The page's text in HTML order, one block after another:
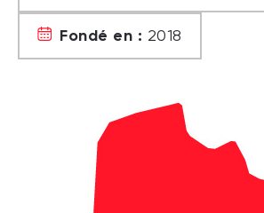
Fondé en : 2018